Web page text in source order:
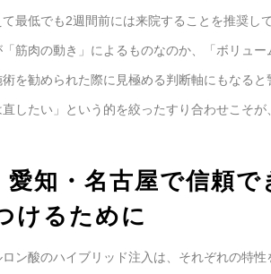
最低でも2週間前には来院することを推奨して
筋肉の動き」によるものなのか、「ボリュ
術を勧められた際に見極める判断軸にもなる
したい」という的を絞ったすり合わせこそが
知・名古屋で信頼
けるために
ン酸のハイブリッド注入は、それぞれの特